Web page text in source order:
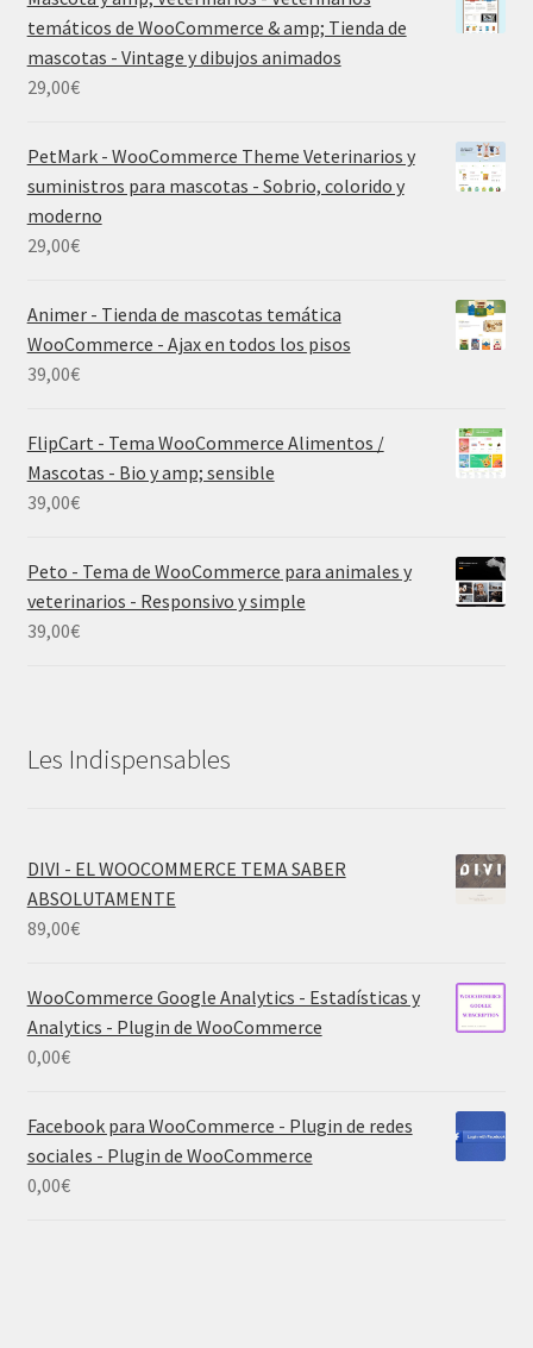
temáticos de WooCommerce & amp; Tienda de
mascotas - Vintage y dibujos animados
29,00€
PetMark - WooCommerce Theme Veterinarios y
suministros para mascotas - Sobrio, colorido y
moderno
29,00€
Animer - Tienda de mascotas temática
WooCommerce - Ajax en todos los pisos
39,00€
FlipCart - Tema WooCommerce Alimentos /
Mascotas - Bio y amp; sensible
39,00€
Peto - Tema de WooCommerce para animales y
veterinarios - Responsivo y simple
39,00€
Les Indispensables
DIVI - EL WOOCOMMERCE TEMA SABER
ABSOLUTAMENTE
89,00€
WooCommerce Google Analytics - Estadísticas y
Analytics - Plugin de WooCommerce
0,00€
Facebook para WooCommerce - Plugin de redes
sociales - Plugin de WooCommerce
0,00€